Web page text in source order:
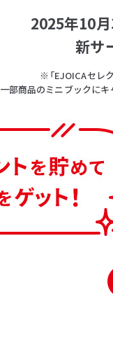
2025年10
新サ
※「EJOICAセレ
一部商品のミニブックにキ